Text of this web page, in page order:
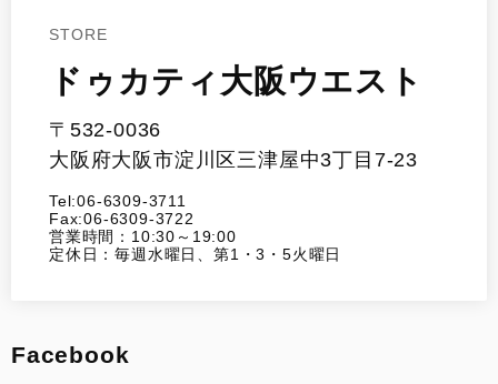
STORE
ドゥカティ大阪ウエスト
〒532-0036
大阪府大阪市淀川区三津屋中3丁目7-23
Tel:06-6309-3711
Fax:06-6309-3722
営業時間：10:30～19:00
定休日：毎週水曜日、第1・3・5火曜日
Facebook